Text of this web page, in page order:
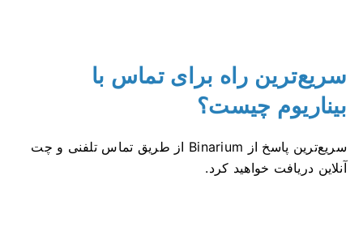
سریع‌ترین راه برای تماس با
بیناریوم چیست؟
سریع‌ترین پاسخ از Binarium از طریق تماس تلفنی و چت
آنلاین دریافت خواهید کرد.